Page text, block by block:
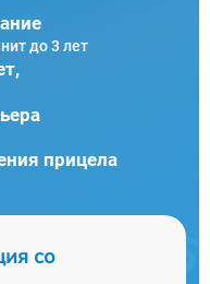
до 3 лет
прицела
со